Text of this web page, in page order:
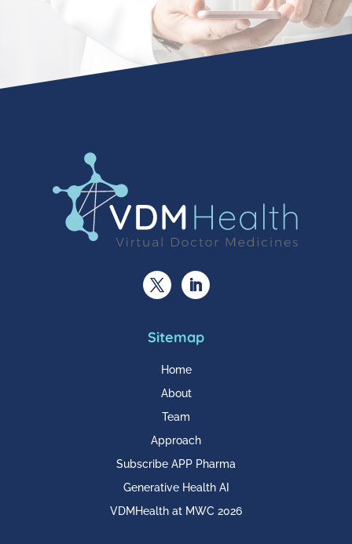
Sitemap
Home
About
Team
Approach
Subscribe APP Pharma
Generative Health AI
VDMHealth at MWC 2026